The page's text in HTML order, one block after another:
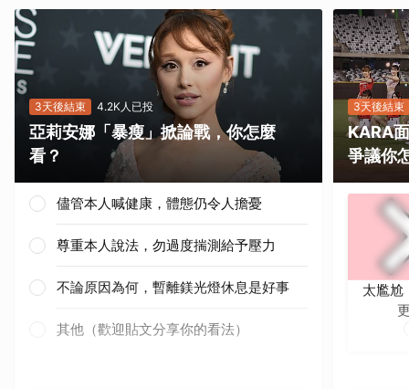
3天後結束 4.2K人已投
亞莉安娜「暴瘦」掀論戰，你怎麼
看？
儘管本人喊健康，體態仍令人擔憂
尊重本人說法，勿過度揣測給予壓力
不論原因為何，暫離鎂光燈休息是好事
其他（歡迎貼文分享你的看法）
3天後結束
KARA
爭議你
太尷尬